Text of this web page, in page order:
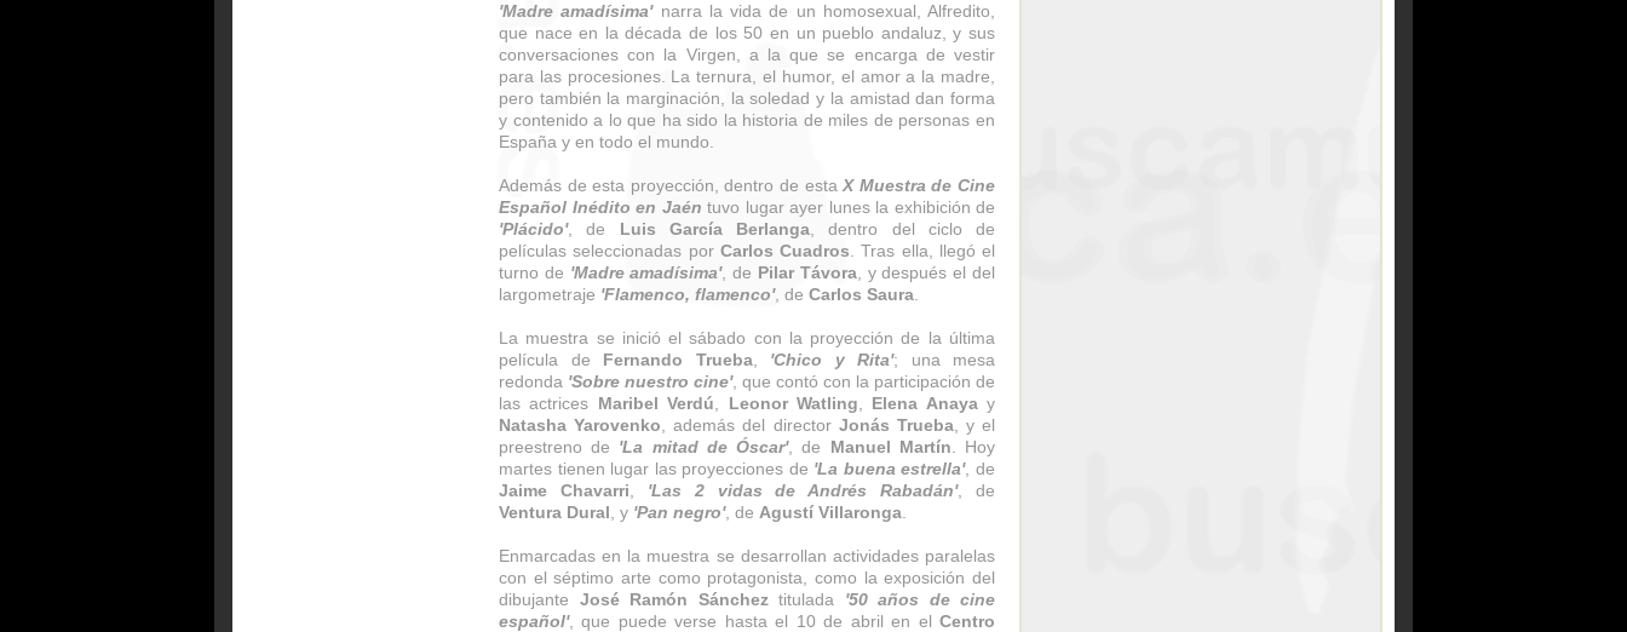
'Madre amadísima'narra la vida de un homosexual, Alfredito,
que nace en la década de los 50 en un pueblo andaluz, y sus
conversaciones con la Virgen, a la que se encarga de vestir
para las procesiones. La ternura, el humor, el amor a la madre,
pero también la marginación, la soledad y la amistad dan forma
y contenido a lo que ha sido la historia de miles de personas en
España y en todo el mundo.
Además de esta proyección, dentro de estaX Muestra de Cine
Español Inédito en Jaén tuvo lugar ayer lunes la exhibición de
'Plácido', de Luis García Berlanga , dentro del ciclo de
películas seleccionadas por Carlos Cuadros . Tras ella, llegó el
turno de 'Madre amadísima', de Pilar Távora, y después el del
largometraje 'Flamenco, flamenco', de Carlos Saura
La muestra se inició el sábado con la proyección de la última
película de Fernando Trueba, 'Chico y Rita'; una mesa
redonda 'Sobre nuestro cine', que contó con la participación de
las actrices Maribel Verdú Leonor Watling Elena Anayay
Natasha Yarovenko , además del director Jonás Trueba, y el
preestreno de 'La mitad de Óscar', de Manuel Martín . Hoy
martes tienen lugar las proyecciones de 'La buena estrella', de
Jaime Chavarri
'Las 2 vidas de Andrés Rabadán', de
Ventura Dural , y 'Pan negro', de Agustí Villaronga
Enmarcadas en la muestra se desarrollan actividades paralelas
con el séptimo arte como protagonista, como la exposición del
dibujante José Ramón Sánchez titulada '50 años de cine
español', que puede verse hasta el 10 de abril en el Centro